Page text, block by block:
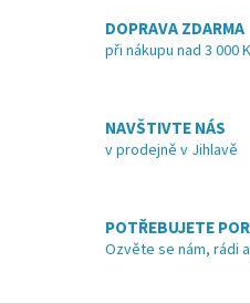
DOPRAVA ZDARMA
při nákupu nad 3 000
NAVŠTIVTE NÁS
v prodejně v Jihlavě
POTŘEBUJETE
Ozvěte se nám, rádi